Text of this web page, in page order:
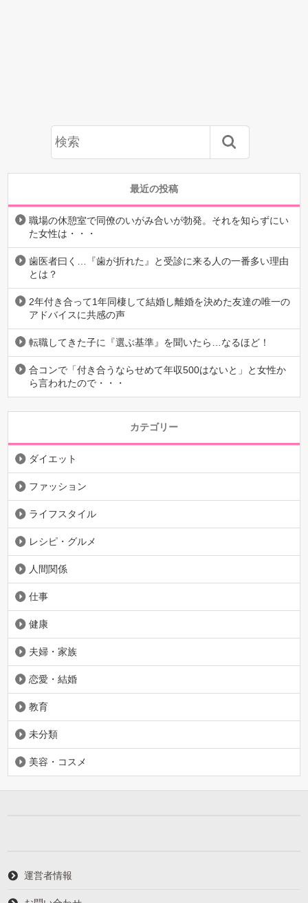
最近の投稿
職場の休憩室で同僚のいがみ合いが勃発。それを知らずにい
た女性は・・・
歯医者曰く…『歯が折れた』と受診に来る人の一番多い理由
とは？
2年付き合って1年同棲して結婚し離婚を決めた友達の唯一の
アドバイスに共感の声
転職してきた子に『選ぶ基準』を聞いたら…なるほど！
合コンで「付き合うならせめて年収500はないと」と女性か
ら言われたので・・・
カテゴリー
ダイエット
ファッション
ライフスタイル
レシピ・グルメ
人間関係
仕事
健康
夫婦・家族
恋愛・結婚
教育
未分類
美容・コスメ
運営者情報